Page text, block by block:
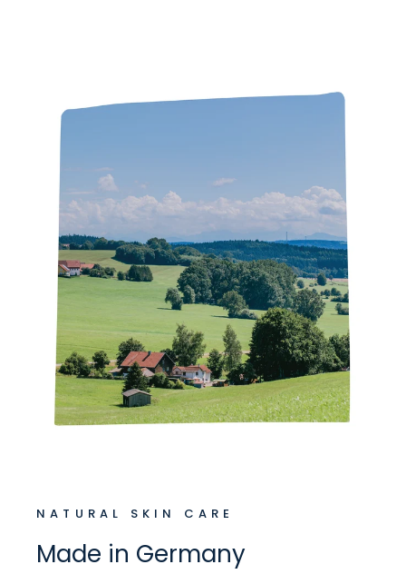
NATURAL SKIN CARE
Made in Germany